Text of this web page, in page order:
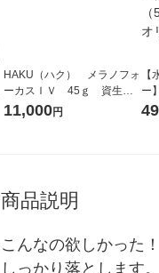
HAKU（ハク） メラノフォ
ーカスＩＶ 45ｇ 資生
堂 おまけ付き
11,000円
ー
コ
商品説明
こんなの欲しかった
しっかり落とします